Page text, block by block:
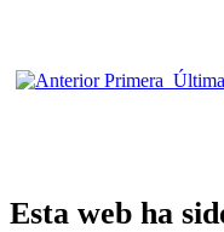
Primera Última
Esta web ha